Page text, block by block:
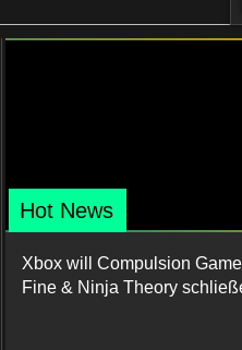
Hot News
Xbox will Compulsion
Fine & Ninja Theory